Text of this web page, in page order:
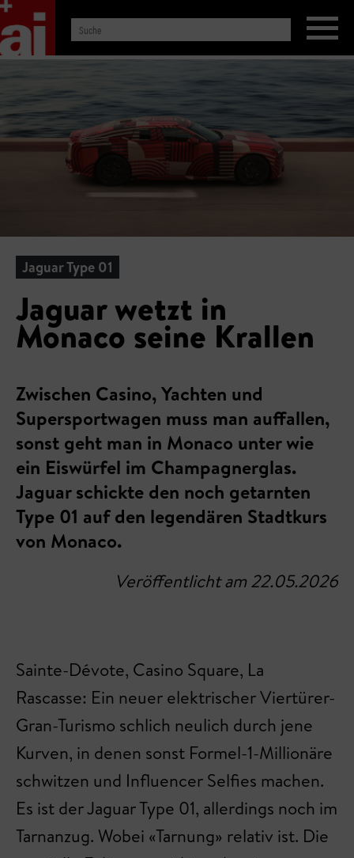
Jaguar Type 01
Jaguar wetzt in
Monaco seine Krallen
Zwischen Casino, Yachten und
Supersportwagen muss man auffallen,
sonst geht man in Monaco unter wie
ein Eiswürfel im Champagnerglas.
Jaguar schickte den noch getarnten
Type 01 auf den legendären Stadtkurs
von Monaco.
Veröffentlicht am 22.05.2026
Sainte-Dévote, Casino Square, La
Rascasse: Ein neuer elektrischer Viertürer-
Gran-Turismo schlich neulich durch jene
Kurven, in denen sonst Formel-1-Millionäre
schwitzen und Influencer Selfies machen.
Es ist der Jaguar Type 01, allerdings noch im
Tarnanzug. Wobei «Tarnung» relativ ist. Die